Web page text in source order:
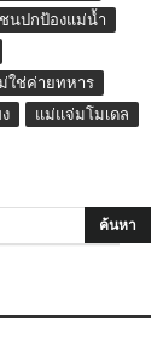
นปกป้องแม่น้ำ
ใช่ค่ายทหาร
แม่แจ่มโมเดล